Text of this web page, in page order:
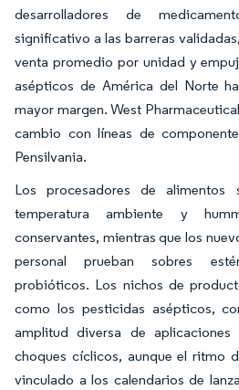
desarrolladores de
significativo a las barreras
venta promedio por unidad y
asépticos de América del Norte
mayor margen. West
cambio con líneas de
Pensilvania.
Los procesadores de
temperatura ambiente y
conservantes, mientras que los
personal prueban sobres
probióticos. Los nichos de
como los pesticidas asépticos,
amplitud diversa de
choques cíclicos, aunque el ritmo
vinculado a los calendarios de